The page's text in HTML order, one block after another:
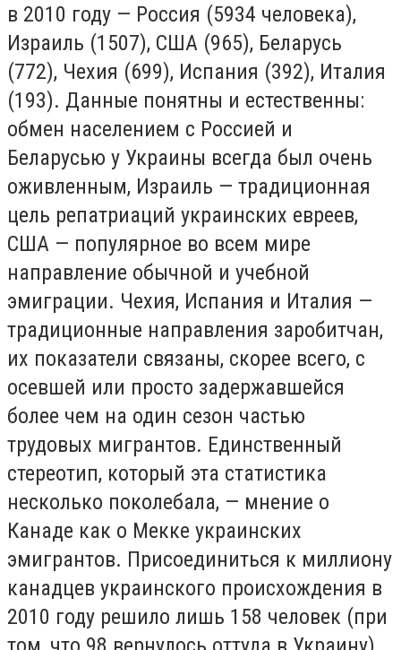
в 2010 году — Россия (5934 человека),
Израиль (1507), США (965), Беларусь
(772), Чехия (699), Испания (392), Италия
(193). Данные понятны и естественны:
обмен населением с Россией и
Беларусью у Украины всегда был очень
оживленным, Израиль — традиционная
цель репатриаций украинских евреев,
США — популярное во всем мире
направление обычной и учебной
эмиграции. Чехия, Испания и Италия —
традиционные направления заробитчан,
их показатели связаны, скорее всего, с
осевшей или просто задержавшейся
более чем на один сезон частью
трудовых мигрантов. Единственный
стереотип, который эта статистика
несколько поколебала, — мнение о
Канаде как о Мекке украинских
эмигрантов. Присоединиться к миллиону
канадцев украинского происхождения в
2010 году решило лишь 158 человек (при